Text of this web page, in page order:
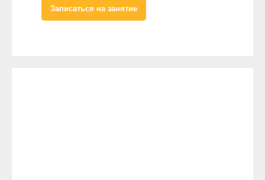
Записаться на занятие